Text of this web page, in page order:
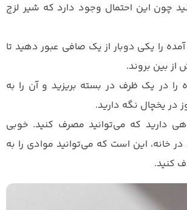
چون این احتمال وجود دارد که شیر لزج
را یکی دوبار از یک صافی عبور دهید تا
از بین بروند.
در یک ظرف در بسته بریزید و آن را به
دارید که می‌توانید مصرف کنید. خوبی
خانه، این است که می‌توانید موادی را به
کنید.‍